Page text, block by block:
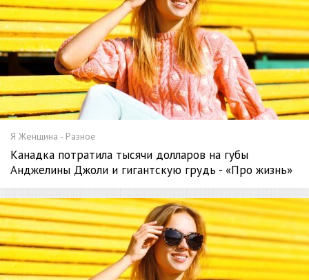
Я Женщина - Разное
Канадка потратила тысячи долларов на губы
Анджелины Джоли и гигантскую грудь - «Про жизнь»